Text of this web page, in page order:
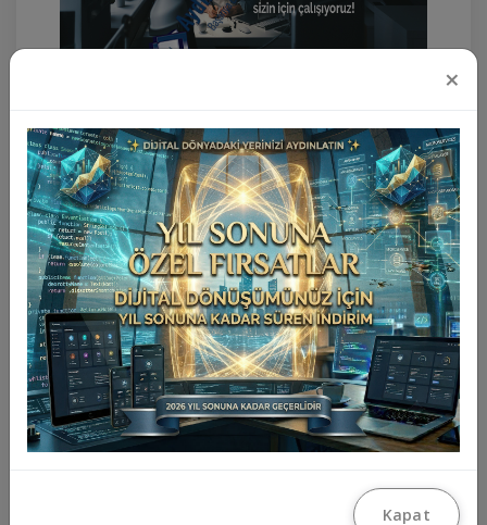
Ömür Boyu Lisanslı İlan Scripti
×
Kapat